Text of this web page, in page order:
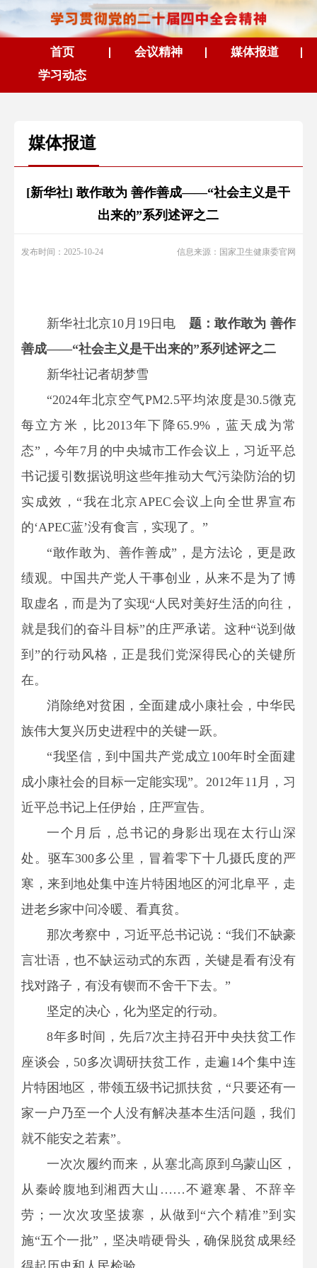
首页 会议精神
媒体报道
学习动态
媒体报道
[新华社] 敢作敢为 善作善成——“社会主义是干
出来的”系列述评之二
发布时间：2025-10-24 信息来源：国家卫生健康委官网
新华社北京10月19日电 题：敢作敢为 善作
善成——“社会主义是干出来的”系列述评之二
新华社记者胡梦雪
“2024年北京空气PM2.5平均浓度是30.5微克
每立方米，比2013年下降65.9%，蓝天成为常
态”，今年7月的中央城市工作会议上，习近平总
书记援引数据说明这些年推动大气污染防治的切
实成效，“我在北京APEC会议上向全世界宣布
的‘APEC蓝’没有食言，实现了。”
“敢作敢为、善作善成”，是方法论，更是政
绩观。中国共产党人干事创业，从来不是为了博
取虚名，而是为了实现“人民对美好生活的向往，
就是我们的奋斗目标”的庄严承诺。这种“说到做
到”的行动风格，正是我们党深得民心的关键所
在。
消除绝对贫困，全面建成小康社会，中华民
族伟大复兴历史进程中的关键一跃。
“我坚信，到中国共产党成立100年时全面建
成小康社会的目标一定能实现”。2012年11月，习
近平总书记上任伊始，庄严宣告。
一个月后，总书记的身影出现在太行山深
处。驱车300多公里，冒着零下十几摄氏度的严
寒，来到地处集中连片特困地区的河北阜平，走
进老乡家中问冷暖、看真贫。
那次考察中，习近平总书记说：“我们不缺豪
言壮语，也不缺运动式的东西，关键是看有没有
找对路子，有没有锲而不舍干下去。”
坚定的决心，化为坚定的行动。
8年多时间，先后7次主持召开中央扶贫工作
座谈会，50多次调研扶贫工作，走遍14个集中连
片特困地区，带领五级书记抓扶贫，“只要还有一
家一户乃至一个人没有解决基本生活问题，我们
就不能安之若素”。
一次次履约而来，从塞北高原到乌蒙山区，
从秦岭腹地到湘西大山……不避寒暑、不辞辛
劳；一次次攻坚拔寨，从做到“六个精准”到实
施“五个一批”，坚决啃硬骨头，确保脱贫成果经